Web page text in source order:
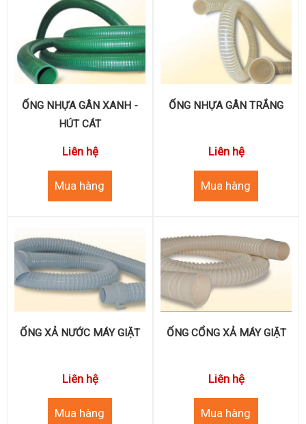
ỐNG NHỰA GÂN XANH -
HÚT CÁT
Liên hệ
ỐNG NHỰA GÂN TRẮNG
Liên hệ
ỐNG XẢ NƯỚC MÁY GIẶT
Liên hệ
ỐNG CỔNG XẢ MÁY GIẶT
Liên hệ